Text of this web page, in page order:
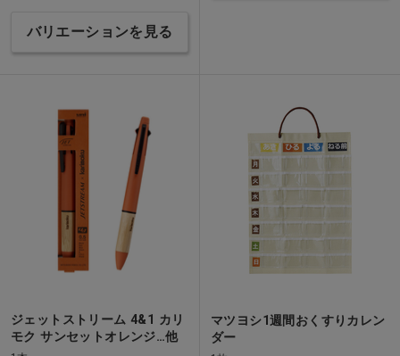
バリエーションを見る
ジェットストリーム 4&1 カリ
モク サンセットオレンジ…他
マツヨシ1週間おくすりカレン
ダー